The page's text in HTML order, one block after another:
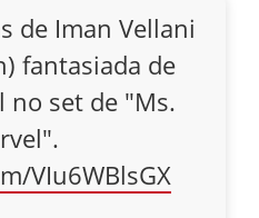
de Iman Vellani
fantasiada de
no set de "Ms.
VIu6WBlsGX